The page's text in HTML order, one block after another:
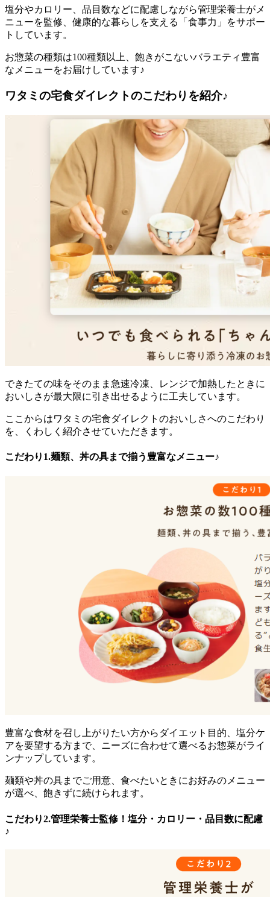
塩分やカロリー、品目数などに配慮しながら管理栄養士がメ
ニューを監修、健康的な暮らしを支える「食事力」をサポー
トしています。
お惣菜の種類は100種類以上、飽きがこないバラエティ豊富
なメニューをお届けしています♪
ワタミの宅食ダイレクトのこだわりを紹介♪
できたての味をそのまま急速冷凍、レンジで加熱したときに
おいしさが最大限に引き出せるように工夫 しています。
ここからはワタミの宅食ダイレクトのおいしさへのこだわり
を、くわしく紹介させていただきます。
こだわり1.麺類、丼の具まで揃う豊富なメニュー♪
豊富な食材を召し上がりたい方からダイエット目的、塩分ケ
アを要望する方まで、ニーズに合わせて選べるお惣菜がライ
ンナップしています。
麺類や丼の具までご用意、食べたいときにお好みのメニュー
が選べ、飽きずに続けられます。
こだわり2.管理栄養士監修！塩分・カロリー・品目数に配慮
♪